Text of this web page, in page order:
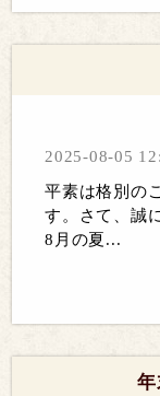
2025-08-05
平素は格別の
す。さて、誠
8月の夏...